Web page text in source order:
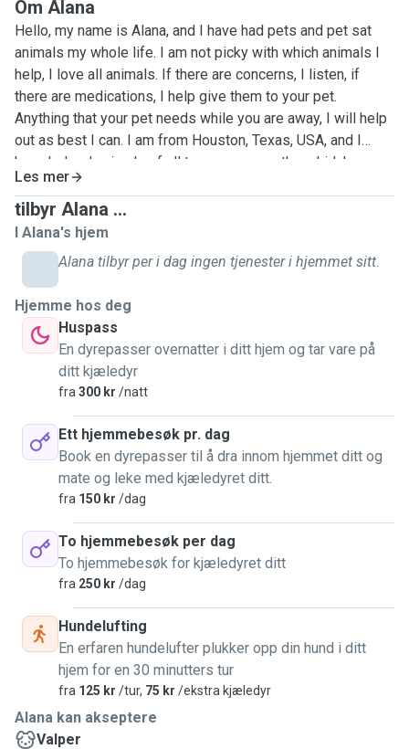
Om Alana
Hello, my name is Alana, and I have had pets and pet sat
animals my whole life. I am not picky with which animals I
help, I love all animals. If there are concerns, I listen, if
there are medications, I help give them to your pet.
Anything that your pet needs while you are away, I will help
out as best I can. I am from Houston, Texas, USA, and I
have helped animals of all types, as a southern kid. I may
be only 20 years old, but I have always had the work ethic
and drive to provide for animals while their owners are
away. I want to insure that any pet owner can feel like their
pets are in safe hands while they are away. Pet owners
shouldn't need to feel unsafe with their pet sitter, they need
someone that is reliable and can handle pets of all kinds,
shapes, sizes, etc. No matter the size or type of animal,
just know: I will bring the southern charm to taking care of
your pet.
Les mer
tilbyr Alana ...
I Alana's hjem
Alana tilbyr per i dag ingen tjenester i hjemmet sitt.
Hjemme hos deg
Huspass
En dyrepasser overnatter i ditt hjem og tar vare på
ditt kjæledyr
fra 300 kr /natt
Ett hjemmebesøk pr. dag
Book en dyrepasser til å dra innom hjemmet ditt og
mate og leke med kjæledyret ditt.
fra 150 kr /dag
To hjemmebesøk per dag
To hjemmebesøk for kjæledyret ditt
fra 250 kr /dag
Hundelufting
En erfaren hundelufter plukker opp din hund i ditt
hjem for en 30 minutters tur
fra 125 kr /tur, 75 kr /ekstra kjæledyr
Alana kan akseptere
Valper